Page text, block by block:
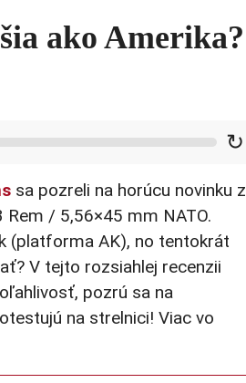
ako Amerika?
↻
sa pozreli na horúcu novinku z
/ 5,56×45 mm NATO.
(platforma AK), no tentokrát
V tejto rozsiahlej recenzii
pozrú sa na
na strelnici! Viac vo